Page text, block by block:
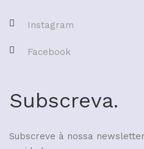
Instagram
Facebook
Subscreva.
Subscreve à nossa